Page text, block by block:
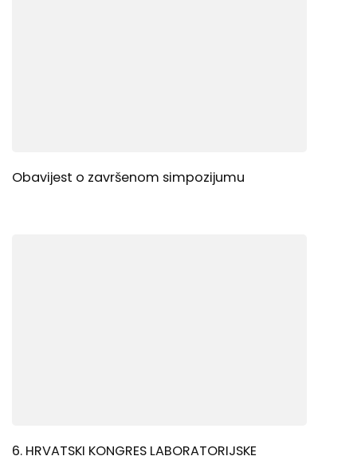
Obavijest o završenom simpozijumu
6. HRVATSKI KONGRES LABORATORIJSKE